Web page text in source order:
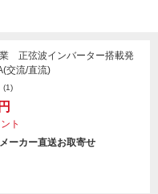
正弦波インバーター搭載発
交流/直流)
(1)
ト
ーカー直送お取寄せ